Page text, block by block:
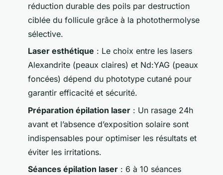
réduction durable des poils par destruction
ciblée du follicule grâce à la photothermolyse
sélective.
Laser esthétique : Le choix entre les lasers
Alexandrite (peaux claires) et Nd:YAG (peaux
foncées) dépend du phototype cutané pour
garantir efficacité et sécurité.
Préparation épilation laser : Un rasage 24h
avant et l’absence d’exposition solaire sont
indispensables pour optimiser les résultats et
éviter les irritations.
Séances épilation laser : 6 à 10 séances